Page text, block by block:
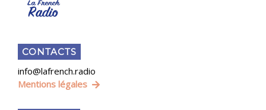
CONTACTS
info@lafrench.radio
Mentions légales